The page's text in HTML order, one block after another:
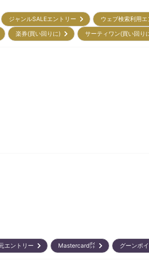
ジャンルSALEエントリー ウェブ検索利用
楽券(買い回りに) サーティワン(買い回
エントリー Mastercard㌽ グーンポ